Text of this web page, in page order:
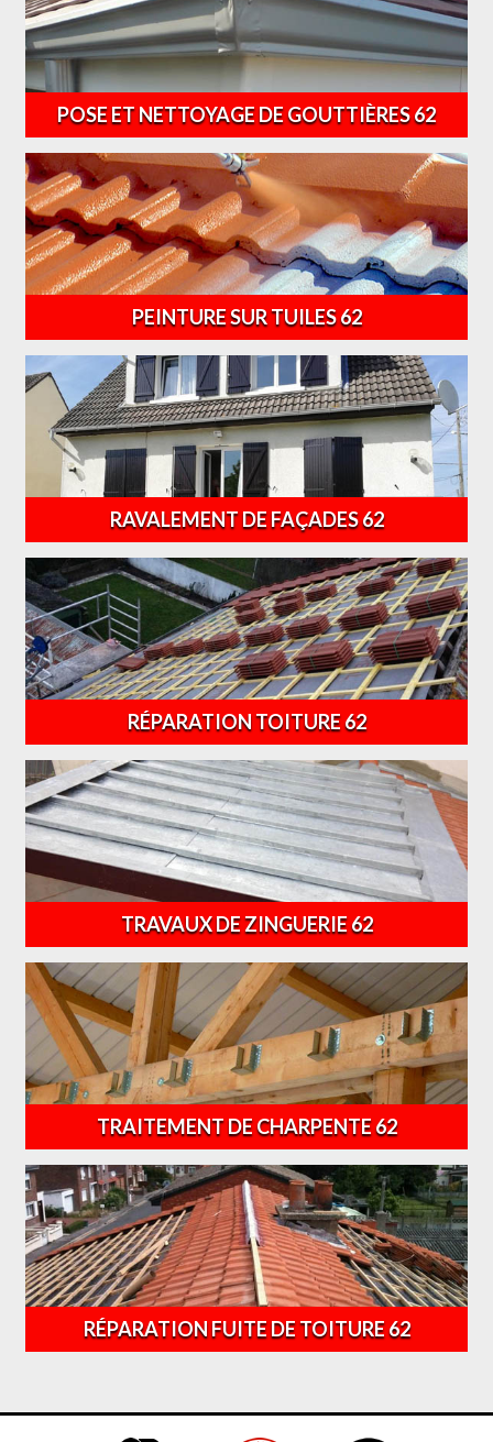
POSE ET NETTOYAGE DE GOUTTIÈRES 62
PEINTURE SUR TUILES 62
RAVALEMENT DE FAÇADES 62
RÉPARATION TOITURE 62
TRAVAUX DE ZINGUERIE 62
TRAITEMENT DE CHARPENTE 62
RÉPARATION FUITE DE TOITURE 62